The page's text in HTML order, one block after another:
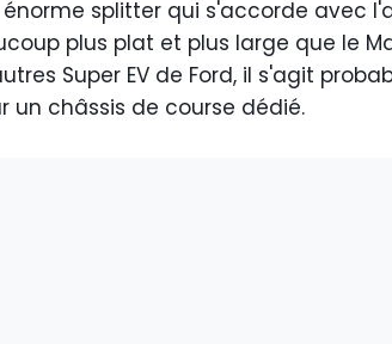
énorme splitter qui s'accorde avec
plus plat et plus large que le
Super EV de Ford, il s'agit
un châssis de course dédié.